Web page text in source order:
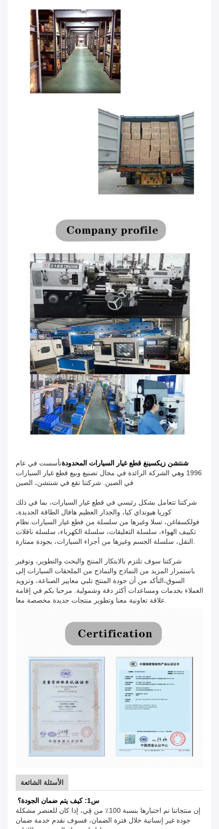
شنتشن زيكسينغ قطع غيار السيارات المحدودةتأسست في عام
1996 وهي الشركة الرائدة في مجال تصنيع وبيع قطع غيار السيارات
في الصين. شركتنا تقع في شنتشن، الصين
شركتنا تتعامل بشكل رئيسي في قطع غيار السيارات، بما في ذلك
كوريا هيونداي كيا، والجدار العظيم هافال الطاقة الجديدة،
فولكسفاغن، تسلا وغيرها من سلسلة من قطع غيار السيارات.نظام
تكييف الهواء، سلسلة التعليقات، سلسلة الكهرباء، سلسلة ناقلات
شركتنا سوف تلتزم بالابتكار المنتج والبحث والتطوير، وتوفير
باستمرار المزيد من النماذج والنماذج من الملحقات السيارات إلى
السوق،التأكد من أن جودة المنتج تلبي معايير الصناعة، وتزويد
العملاء بخدمات ومساعدات أكثر دقة وشمولية. مرحبا بكم في إقامة
الأسئلة الشائعة
س1: كيف يتم ضمان الجودة؟
إن منتجاتنا تم اختبارها بنسبة 100٪ من قِي، إذا كان للعنصر مشكلة
جودة غير إنسانية خلال فترة الضمان، فسوف نقدم خدمة ضمان